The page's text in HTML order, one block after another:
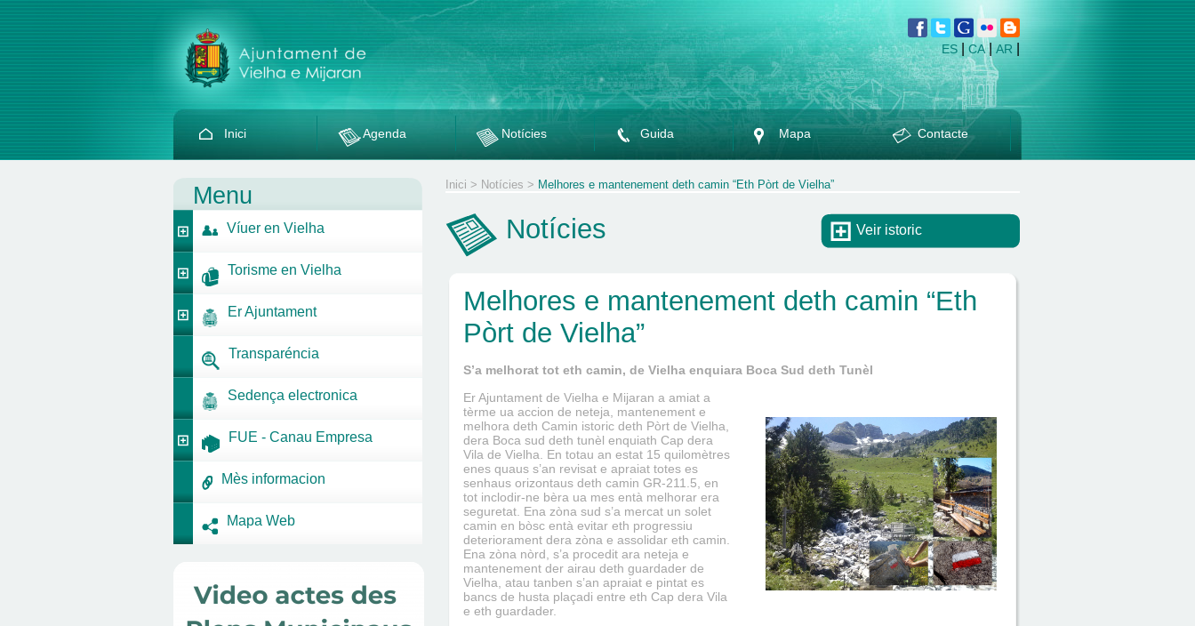
ES CA | AR
Inici Agenda Notícies Guida Mapa Contacte
Menu
Víuer en Vielha
Torisme en Vielha
Er Ajuntament
Transparéncia
Sedença electronica
FUE - Canau Empresa
Mès informacion
Mapa Web
Inici > Notícies > Melhores e mantenement deth camin “Eth Pòrt de Vielha”
Notícies Veir istoric
Melhores e mantenement deth camin “Eth
Pòrt de Vielha”
S’a melhorat tot eth camin, de Vielha enquiara Boca Sud deth Tunèl
Er Ajuntament de Vielha e Mijaran a amiat a
tèrme ua accion de neteja, mantenement e
melhora deth Camin istoric deth Pòrt de Vielha,
dera Boca sud deth tunèl enquiath Cap dera
Vila de Vielha. En totau an estat 15 quilomètres
enes quaus s’an revisat e apraiat totes es
senhaus orizontaus deth camin GR-211.5, en
tot inclodir-ne bèra ua mes entà melhorar era
seguretat. Ena zòna sud s’a mercat un solet
camin en bòsc entà evitar eth progressiu
deteriorament dera zòna e assolidar eth camin.
Ena zòna nòrd, s’a procedit ara neteja e
mantenement der airau deth guardader de
Vielha, atau tanben s’an apraiat e pintat es
bancs de husta plaçadi entre eth Cap dera Vila
e eth guardader.